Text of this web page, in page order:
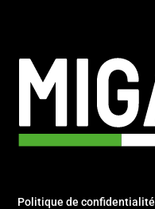
Politique de confidentialité